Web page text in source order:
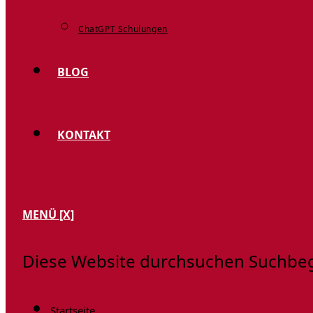
ChatGPT Schulungen
BLOG
KONTAKT
MENÜ [X]
Diese Website durchsuchen
Startseite